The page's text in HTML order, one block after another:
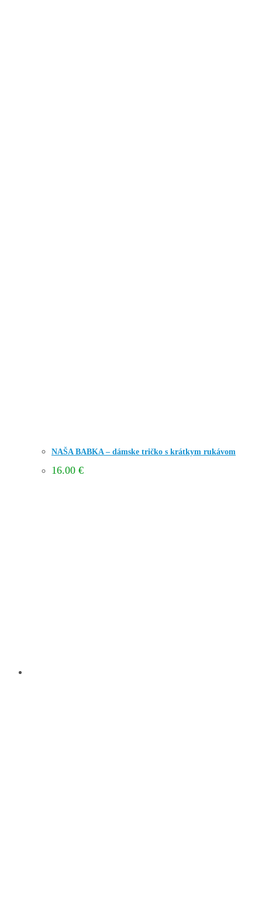
NAŠA BABKA – dámske tričko s krátkym rukávom
16.00 €